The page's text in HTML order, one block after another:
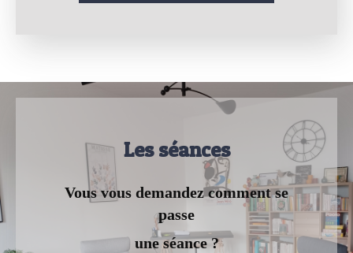
Les séances
Vous vous demandez comment se
passe
une séance ?